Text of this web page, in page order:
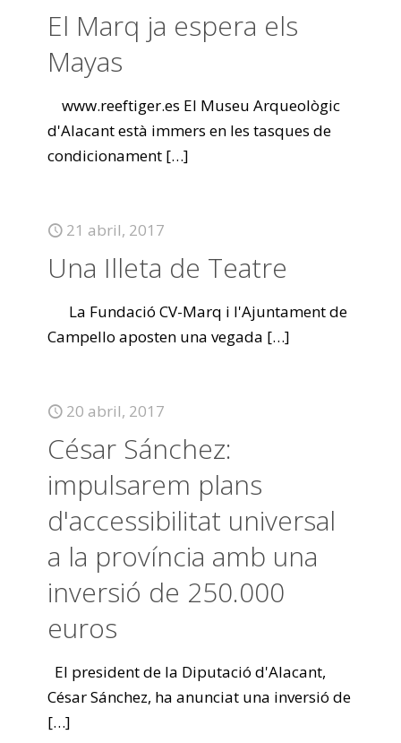
El Marq ja espera els
Mayas
www.reeftiger.es El Museu Arqueològic
d'Alacant està immers en les tasques de
condicionament […]
21 abril, 2017
Una Illeta de Teatre
La Fundació CV-Marq i l'Ajuntament de
Campello aposten una vegada […]
20 abril, 2017
César Sánchez:
impulsarem plans
d'accessibilitat universal
a la província amb una
inversió de 250.000
euros
El president de la Diputació d'Alacant,
César Sánchez, ha anunciat una inversió de
[…]